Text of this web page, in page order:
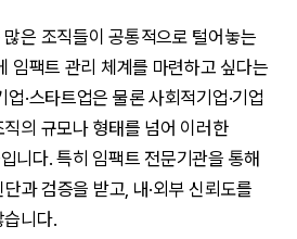
은 조직들이 공통적으로 털어놓는
임팩트 관리 체계를 마련하고 싶다는
·스타트업은 물론 사회적기업·기업
의 규모나 형태를 넘어 이러한
니다. 특히 임팩트 전문기관을 통해
과 검증을 받고, 내·외부 신뢰도를
습니다.